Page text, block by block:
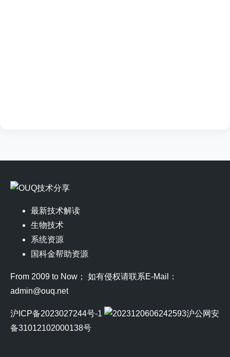
最新技术解读
生物技术
系统资源
国科金帮助资源
From 2009 to Now； 如有侵权请联系E-Mail：
admin@ouq.net
沪ICP备2023027244号-1
沪公网安
备31012102000138号